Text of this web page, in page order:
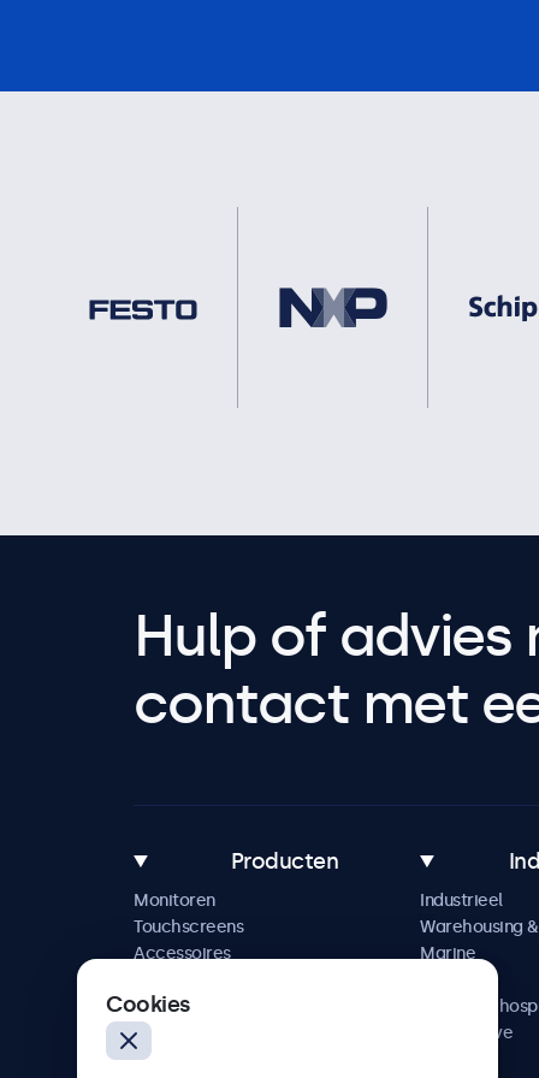
Hulp of advies
contact met
Producten
Monitoren
Touchscreens
Accessoires
Industrieel
Warehousing
Marine
Horeca &
Automotive
Cookies